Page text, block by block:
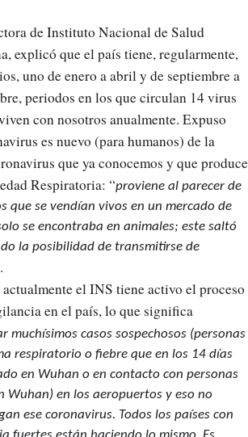
de Instituto Nacional de Salud
explicó que el país tiene, regularmente,
uno de enero a abril y de septiembre a
periodos en los que circulan 14 virus
con nosotros anualmente. Expuso
es nuevo (para humanos) de la
que ya conocemos y que produce
Respiratoria: “proviene al parecer de
que se vendían vivos en un mercado de
se encontraba en animales; este saltó
la posibilidad de transmitirse de
el INS tiene activo el proceso
en el país, lo que significa
muchísimos casos sospechosos (personas
respiratorio o fiebre que en los 14 días
en Wuhan o en contacto con personas
Wuhan) en los aeropuertos y eso no
ese coronavirus. Todos los países con